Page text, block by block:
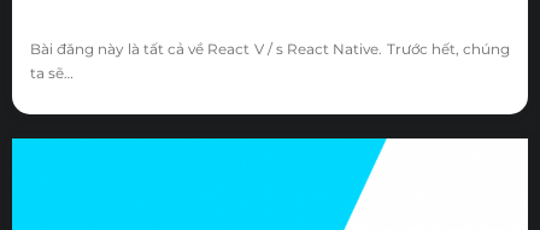
Bài đăng này là tất cả về React V / s React Native. Trước hết, chúng
ta sẽ…